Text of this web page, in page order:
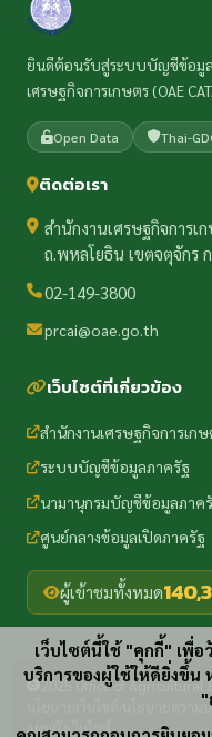
ยินดีต้อนรับสู่ระบบบัญชีข้อมู
เศรษฐกิจการเกษตร (OAE
Open Data Thai-
ติดต่อเรา
สำนักงานเศรษฐกิจการเ
ถ.พหลโยธิน เขตจตุจักร
02-149-3800
prcai@oae.go.th
เว็บไซต์ที่เกี่ยวข้อง
สำนักงานเศรษฐกิจการเก
ระบบบัญชีข้อมูลภาครัฐ
นามานุกรมบัญชีข้อมูลภาค
ศูนย์กลางข้อมูลเปิดภาครัฐ
ผู้เข้าชมทั้งหมด
2025 Office of Agricultural
นโยบายความ
แผนผังเว็บไซต์
เว็บไซต์นี้ใช้ "คุกกี้" เพื่
บริการของผู้ใช้ให้ดียิ่งขึ้น
"